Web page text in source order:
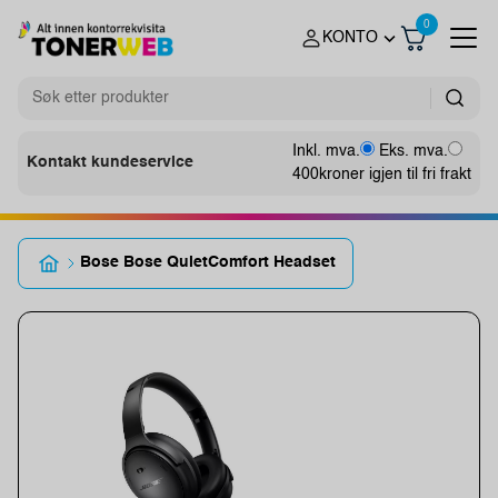
KONTO
0
Kontakt kundeservice
Inkl. mva.
Eks. mva.
400kroner igjen til fri frakt
Bose Bose QuietComfort Headset